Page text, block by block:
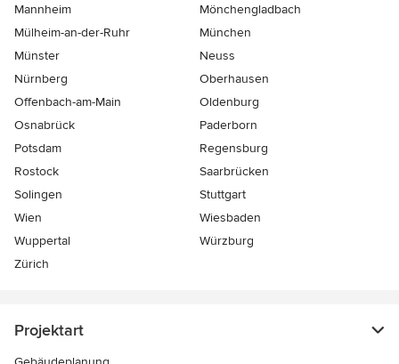
Mannheim
Mönchen­gladbach
Mülheim-an-der-Ruhr
München
Münster
Neuss
Nürnberg
Oberhausen
Offenbach-am-Main
Oldenburg
Osnabrück
Paderborn
Potsdam
Regensburg
Rostock
Saarbrücken
Solingen
Stuttgart
Wien
Wiesbaden
Wuppertal
Würzburg
Zürich
Projektart